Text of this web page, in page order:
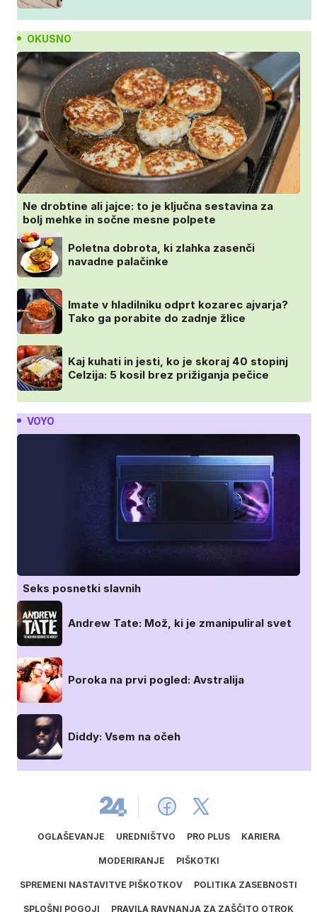
OKUSNO
Ne drobtine ali jajce: to je ključna sestavina za
bolj mehke in sočne mesne polpete
Poletna dobrota, ki zlahka zasenči
navadne palačinke
Imate v hladilniku odprt kozarec ajvarja?
Tako ga porabite do zadnje žlice
Kaj kuhati in jesti, ko je skoraj 40 stopinj
Celzija: 5 kosil brez prižiganja pečice
VOYO
Seks posnetki slavnih
Andrew Tate: Mož, ki je zmanipuliral svet
Poroka na prvi pogled: Avstralija
Diddy: Vsem na očeh
OGLAŠEVANJE UREDNIŠTVO PRO PLUS KARIERA
MODERIRANJE PIŠKOTKI
SPREMENI NASTAVITVE PIŠKOTKOV POLITIKA ZASEBNOSTI
SPLOŠNI POGOJI PRAVILA RAVNANJA ZA ZAŠČITO OTROK